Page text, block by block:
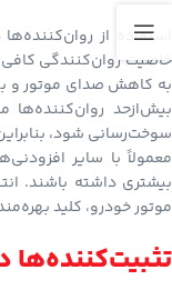
استفاده از
به کاهش صدای موتور و
بیش‌ازحد
سوخت‌رسانی شود،
معمولاً با سایر
بیشتری داشته باشند.
موتور خودرو، کلید
تثبیت‌کننده‌ها